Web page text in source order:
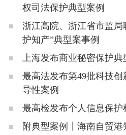
权司法保护典型案例
浙江高院、浙江省市监局
护知产”典型案事例
上海发布商业秘密保护典
最高法发布第49批科技
导性案例
最高检发布个人信息保护
附典型案例┃海南自贸港